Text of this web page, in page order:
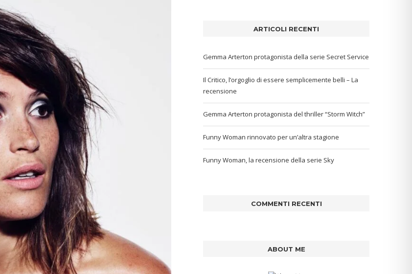
ARTICOLI RECENTI
Gemma Arterton protagonista della serie Secret Service
Il Critico, l’orgoglio di essere semplicemente belli – La
recensione
Gemma Arterton protagonista del thriller “Storm Witch”
Funny Woman rinnovato per un’altra stagione
Funny Woman, la recensione della serie Sky
COMMENTI RECENTI
ABOUT ME